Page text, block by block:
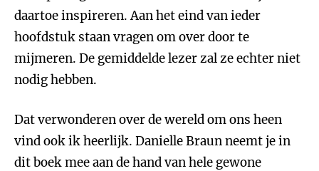
daartoe inspireren. Aan het eind van ieder
hoofdstuk staan vragen om over door te
mijmeren. De gemiddelde lezer zal ze echter niet
nodig hebben.
Dat verwonderen over de wereld om ons heen
vind ook ik heerlijk. Danielle Braun neemt je in
dit boek mee aan de hand van hele gewone